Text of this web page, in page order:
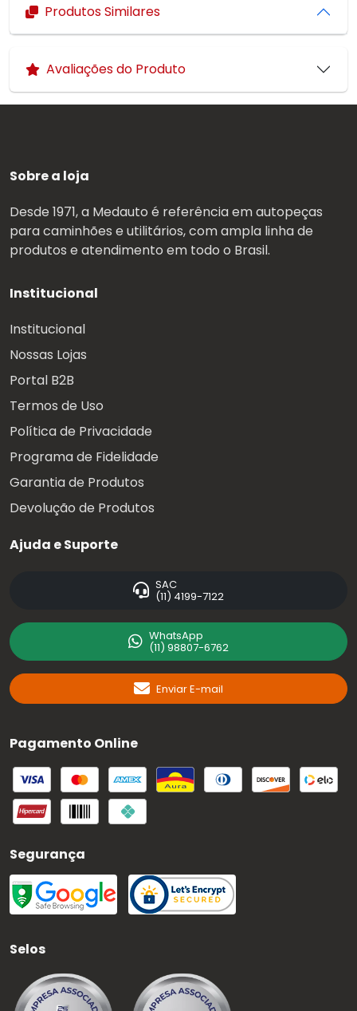
Produtos Similares
Avaliações do Produto
Sobre a loja
Desde 1971, a Medauto é referência em autopeças
para caminhões e utilitários, com ampla linha de
produtos e atendimento em todo o Brasil.
Institucional
Institucional
Nossas Lojas
Portal B2B
Termos de Uso
Política de Privacidade
Programa de Fidelidade
Garantia de Produtos
Devolução de Produtos
Ajuda e Suporte
SAC
(11) 4199-7122
WhatsApp
(11) 98807-6762
Enviar E-mail
Pagamento Online
Segurança
Selos